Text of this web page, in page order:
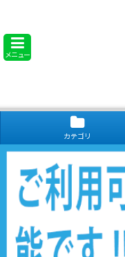
メニュー
カテゴリ